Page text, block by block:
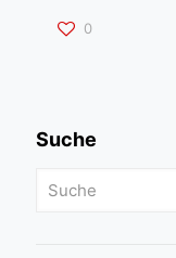
0
Suche